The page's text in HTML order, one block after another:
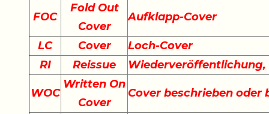
FOC
Fold Out
Cover
Aufklapp-Cover
LC Cover
Loch-Cover
RI
Reissue
WOC
Written On
Cover
Cover beschrieben